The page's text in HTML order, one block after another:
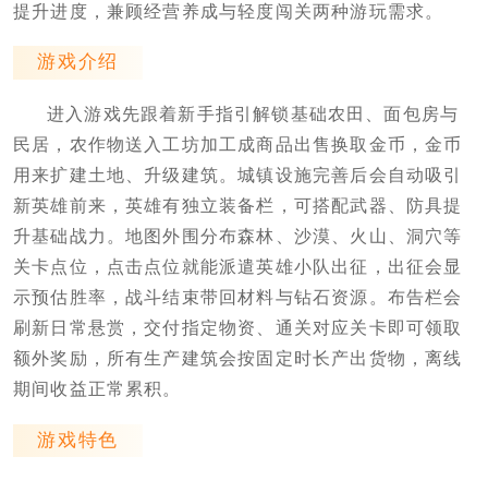
提升进度，兼顾经营养成与轻度闯关两种游玩需求。
游戏介绍
进入游戏先跟着新手指引解锁基础农田、面包房与
民居，农作物送入工坊加工成商品出售换取金币，金币
用来扩建土地、升级建筑。城镇设施完善后会自动吸引
新英雄前来，英雄有独立装备栏，可搭配武器、防具提
升基础战力。地图外围分布森林、沙漠、火山、洞穴等
关卡点位，点击点位就能派遣英雄小队出征，出征会显
示预估胜率，战斗结束带回材料与钻石资源。布告栏会
刷新日常悬赏，交付指定物资、通关对应关卡即可领取
额外奖励，所有生产建筑会按固定时长产出货物，离线
期间收益正常累积。
游戏特色